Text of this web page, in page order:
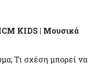
KIDS | Μουσικά
Τι σχέση μπορεί να